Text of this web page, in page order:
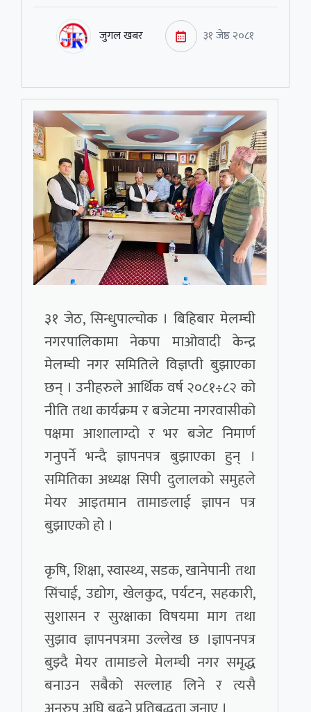
जुगल खबर ३१ जेष्ठ २०८१
३१ जेठ, सिन्धुपाल्चोक । बिहिबार मेलम्ची
नगरपालिकामा नेकपा माओवादी केन्द्र
मेलम्ची नगर समितिले विज्ञप्ती बुझाएका
छन् । उनीहरुले आर्थिक वर्ष २०८१÷८२ को
नीति तथा कार्यक्रम र बजेटमा नगरवासीको
पक्षमा आशालाग्दो र भर बजेट निमार्ण
गनुपर्ने भन्दै ज्ञापनपत्र बुझाएका हुन् ।
समितिका अध्यक्ष सिपी दुलालको समुहले
मेयर आइतमान तामाङलाई ज्ञापन पत्र
बुझाएको हो ।
कृषि, शिक्षा, स्वास्थ्य, सडक, खानेपानी तथा
सिंचाई, उद्योग, खेलकुद, पर्यटन, सहकारी,
सुशासन र सुरक्षाका विषयमा माग तथा
सुझाव ज्ञापनपत्रमा उल्लेख छ ।ज्ञापनपत्र
बुझ्दै मेयर तामाङले मेलम्ची नगर समृद्ध
बनाउन सबैको सल्लाह लिने र त्यसै